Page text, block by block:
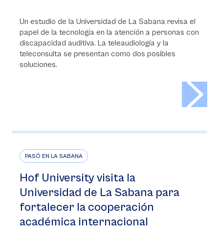
Un estudio de la Universidad de La Sabana revisa el
papel de la tecnología en la atención a personas con
discapacidad auditiva. La teleaudiología y la
teleconsulta se presentan como dos posibles
soluciones.
PASÓ EN LA SABANA
Hof University visita la
Universidad de La Sabana para
fortalecer la cooperación
académica internacional